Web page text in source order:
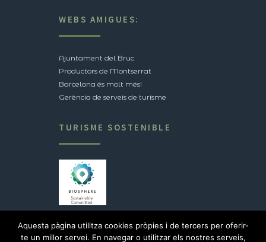
WEBS AMIGUES:
Ajuntament del Bruc
Productors de Montserrat
Barcelona és molt més!
Gerència de serveis de turisme
TURISME SOSTENIBLE
Aquesta pàgina utilitza cookies pròpies i de tercers per oferir-
te un millor servei. En navegar o utilitzar els nostres serveis,